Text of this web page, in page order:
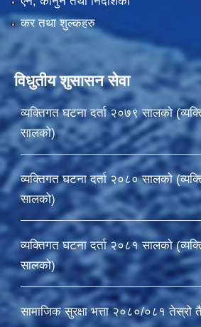
कर तथा शुल्कहरु
विधुतीय शुसासन सेवा
व्यक्तिगत घटना दर्ता २०७९ सालको
सालको)
व्यक्तिगत घटना दर्ता २०८० सालको
सालको)
व्यक्तिगत घटना दर्ता २०८१ सालको
सालको)
सामाजिक सुरक्षा भत्ता २०८०/०८१ तेस्रो